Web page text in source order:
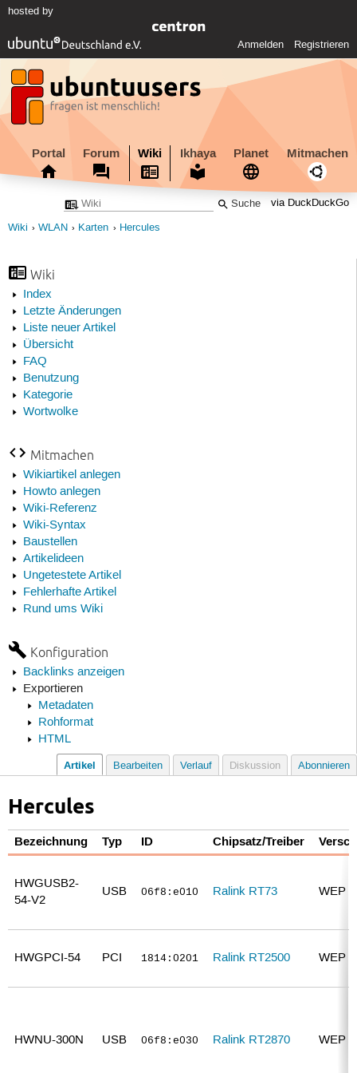
hosted by
Anmelden Registrieren
Portal Forum Wiki Ikhaya Planet Mitmachen
via DuckDuckGo
Wiki WLAN Karten Hercules
Wiki
Index
Letzte Änderungen
Liste neuer Artikel
Übersicht
FAQ
Benutzung
Kategorie
Wortwolke
Mitmachen
Wikiartikel anlegen
Howto anlegen
Wiki-Referenz
Wiki-Syntax
Baustellen
Artikelideen
Ungetestete Artikel
Fehlerhafte Artikel
Rund ums Wiki
Konfiguration
Backlinks anzeigen
Exportieren
Metadaten
Rohformat
HTML
Artikel Bearbeiten Verlauf Diskussion Abonnieren
Hercules
Bezeichnung Typ ID Chipsatz/Treiber
HWGUSB2-
54-V2
USB 06f8:e010 Ralink RT73 WEP
HWGPCI-54 PCI 1814:0201 Ralink RT2500 WEP
HWNU-300N USB 06f8:e030 Ralink RT2870 WEP